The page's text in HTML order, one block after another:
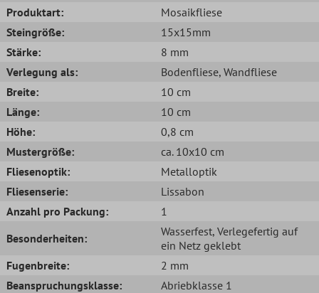
Produktart:
Mosaikfliese
Steingröße:
15x15mm
Stärke:
8 mm
Verlegung als:
Bodenfliese, Wandfliese
Breite:
10 cm
Länge:
10 cm
Höhe:
0,8 cm
Mustergröße:
ca. 10x10 cm
Fliesenoptik:
Metalloptik
Fliesenserie:
Lissabon
Anzahl pro Packung:
1
Besonderheiten:
Wasserfest, Verlegefertig auf
ein Netz geklebt
Fugenbreite:
2 mm
Beanspruchungsklasse:
Abriebklasse 1